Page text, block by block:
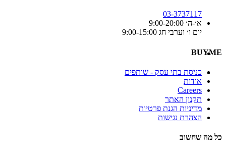
03-3737117
א׳-ה׳ 9:00-20:00
יום ו׳ וערבי חג 9:00-15:00
BUYME
כניסת בתי עסק - שותפים
אודות
Careers
תקנון האתר
מדיניות הגנת פרטיות
הצהרת נגישות
כל מה שחשוב